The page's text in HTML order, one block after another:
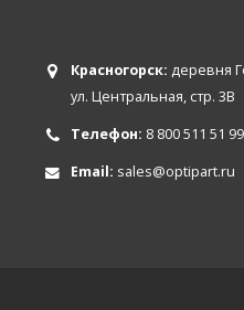
Красногорск: деревня
ул. Центральная, стр. 3В
Телефон: 8 800 511 51 99
Email: sales@optipart.ru